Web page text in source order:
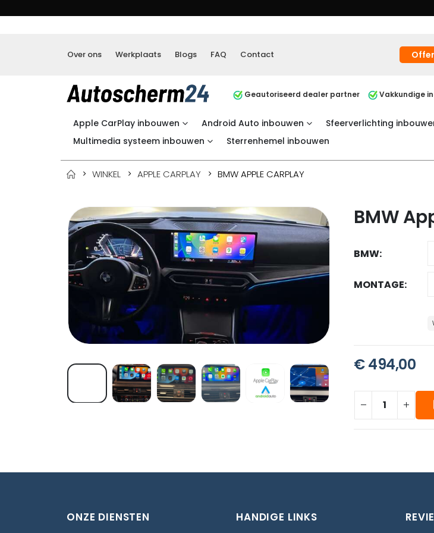
Over ons Werkplaats Blogs FAQ Contact
Geautoriseerd dealer partner Vakkundige
Apple CarPlay inbouwen Android Auto inbouwen
Sfeerverlichting
Multimedia systeem inbouwen
Sterrenhemel inbouwen
WINKEL APPLE CARPLAY BMW APPLE CARPLAY
BMW
BMW
MONTAGE
€494,00
ONZE DIENSTEN HANDIGE LINKS